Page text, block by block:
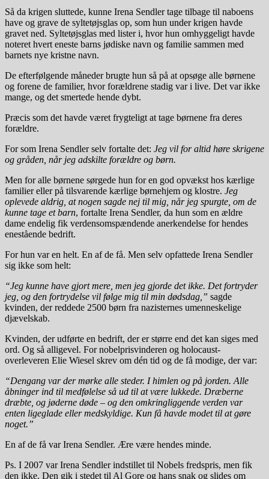
Så da krigen sluttede, kunne Irena Sendler tage tilbage til naboens
have og grave de syltetøjsglas op, som hun under krigen havde
gravet ned. Syltetøjsglas med lister i, hvor hun omhyggeligt havde
noteret hvert eneste barns jødiske navn og familie sammen med
barnets nye kristne navn.
De efterfølgende måneder brugte hun så på at opsøge alle børnene
og forene de familier, hvor forældrene stadig var i live. Det var ikke
mange, og det smertede hende dybt.
Præcis som det havde været frygteligt at tage børnene fra deres
forældre.
For som Irena Sendler selv fortalte det: Jeg vil for altid høre skrigene
og gråden, når jeg adskilte forældre og børn.
Men for alle børnene sørgede hun for en god opvækst hos kærlige
familier eller på tilsvarende kærlige børnehjem og klostre. Jeg
oplevede aldrig, at nogen sagde nej til mig, når jeg spurgte, om de
kunne tage et barn, fortalte Irena Sendler, da hun som en ældre
dame endelig fik verdensomspændende anerkendelse for hendes
enestående bedrift.
For hun var en helt. En af de få. Men selv opfattede Irena Sendler
sig ikke som helt:
“Jeg kunne have gjort mere, men jeg gjorde det ikke. Det fortryder
jeg, og den fortrydelse vil følge mig til min dødsdag,” sagde
kvinden, der reddede 2500 børn fra nazisternes umenneskelige
djævelskab.
Kvinden, der udførte en bedrift, der er større end det kan siges med
ord. Og så alligevel. For nobelprisvinderen og holocaust-
overleveren Elie Wiesel skrev om dén tid og de få modige, der var:
“Dengang var der mørke alle steder. I himlen og på jorden. Alle
åbninger ind til medfølelse så ud til at være lukkede. Dræberne
dræbte, og jøderne døde – og den omkringliggende verden var
enten ligeglade eller medskyldige. Kun få havde modet til at gøre
noget.”
En af de få var Irena Sendler. Ære være hendes minde.
Ps. I 2007 var Irena Sendler indstillet til Nobels fredspris, men fik
den ikke. Den gik i stedet til Al Gore og hans snak og slides om